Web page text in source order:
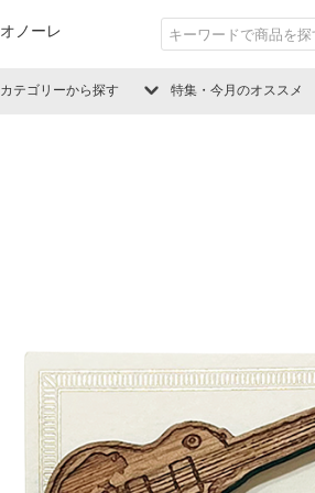
カテゴリーから探す 特集・今月のオススメ